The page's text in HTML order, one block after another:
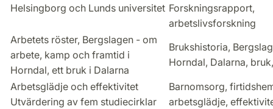
Helsingborg och Lunds universitet Forskningsrapport,
arbetslivsforskning
Arbetets röster, Bergslagen - om
arbete, kamp och framtid i
Horndal, ett bruk i Dalarna
Brukshistoria,
Horndal, Dalarna,
Arbetsglädje och effektivitet
Utvärdering av fem studiecirklar
Barnomsorg,
arbetsglädje,